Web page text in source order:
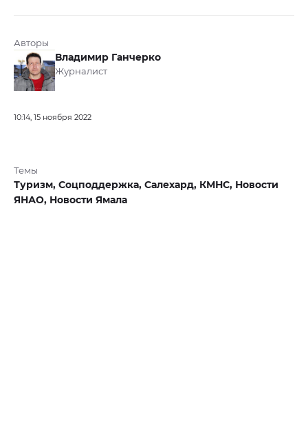
Авторы
Владимир Ганчерко
Журналист
10:14, 15 ноября 2022
Темы
Туризм, Соцподдержка, Салехард, КМНС, Новости
ЯНАО, Новости Ямала